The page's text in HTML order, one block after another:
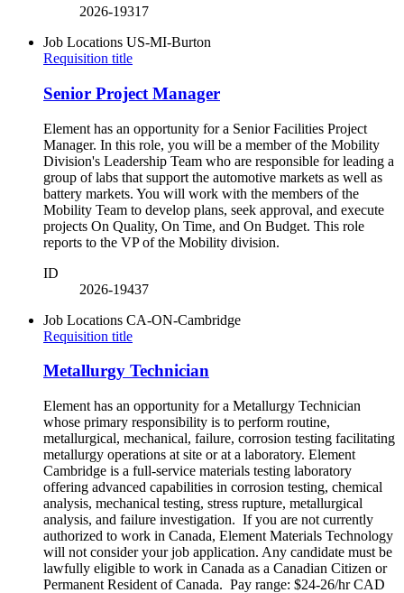
2026-19317
Job Locations US-MI-Burton
Requisition title
Senior Project Manager
Element has an opportunity for a Senior Facilities Project
Manager. In this role, you will be a member of the Mobility
Division's Leadership Team who are responsible for leading a
group of labs that support the automotive markets as well as
battery markets. You will work with the members of the
Mobility Team to develop plans, seek approval, and execute
projects On Quality, On Time, and On Budget. This role
reports to the VP of the Mobility division.
ID
2026-19437
Job Locations CA-ON-Cambridge
Requisition title
Metallurgy Technician
Element has an opportunity for a Metallurgy Technician
whose primary responsibility is to perform routine,
metallurgical, mechanical, failure, corrosion testing facilitating
metallurgy operations at site or at a laboratory. Element
Cambridge is a full-service materials testing laboratory
offering advanced capabilities in corrosion testing, chemical
analysis, mechanical testing, stress rupture, metallurgical
analysis, and failure investigation. If you are not currently
authorized to work in Canada, Element Materials Technology
will not consider your job application. Any candidate must be
lawfully eligible to work in Canada as a Canadian Citizen or
Permanent Resident of Canada. Pay range: $24-26/hr CAD